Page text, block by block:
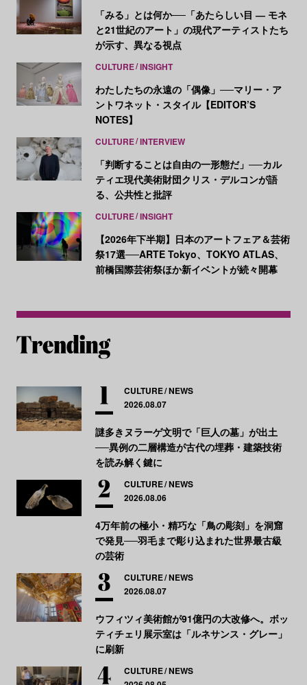
「みる」とは何か──「あたらしい目 ― モネ
と21世紀のアート」の現代アーティストたち
が示す、異なる視点
CULTURE INSIGHT
わたしたちの永遠の「偶像」──マリー・ア
ントワネット・スタイル【EDITOR’S
NOTES】
CULTURE INTERVIEW
「判断することは自由の一形態だ」──カル
ティエ現代美術財団クリス・デルコンが語
る、公共性と批評
CULTURE INSIGHT
【2026年下半期】日本のアートフェア＆芸術
祭17選──ARTE Tokyo、TOKYO ATLAS、
前橋国際芸術祭ほか新イベントが続々開幕
CULTURE NEWS
2026.08.07
謎多きヌラーゲ文明で「巨人の墓」が出土
──異例の二層構造が古代の埋葬・建築技術
を読み解く鍵に
CULTURE NEWS
2026.08.06
4万年前の極小・精巧な「鳥の彫刻」を洞窟
で発見──羽毛まで彫り込まれた世界最古級
の芸術
CULTURE NEWS
2026.08.07
ウフィツィ美術館が91億円の大改修へ。ボッ
ティチェリ展示室は「ルネサンス・グレー」
に刷新
CULTURE NEWS